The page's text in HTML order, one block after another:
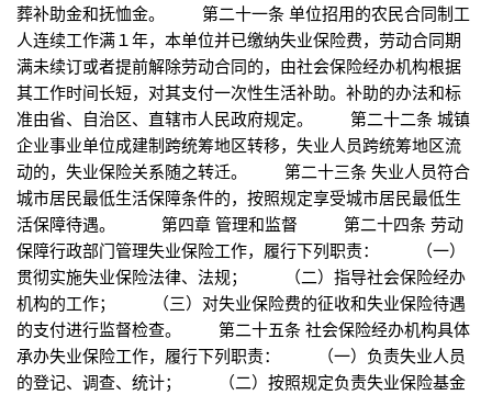
葬补助金和抚恤金。 第二十一条 单位招用的农民合同制工
人连续工作满１年，本单位并已缴纳失业保险费，劳动合同期
满未续订或者提前解除劳动合同的，由社会保险经办机构根据
其工作时间长短，对其支付一次性生活补助。补助的办法和标
准由省、自治区、直辖市人民政府规定。 第二十二条 城镇
企业事业单位成建制跨统筹地区转移，失业人员跨统筹地区流
动的，失业保险关系随之转迁。 第二十三条 失业人员符合
城市居民最低生活保障条件的，按照规定享受城市居民最低生
活保障待遇。 第四章 管理和监督 第二十四条 劳动
保障行政部门管理失业保险工作，履行下列职责： （一）
贯彻实施失业保险法律、法规； （二）指导社会保险经办
机构的工作； （三）对失业保险费的征收和失业保险待遇
的支付进行监督检查。 第二十五条 社会保险经办机构具体
承办失业保险工作，履行下列职责： （一）负责失业人员
的登记、调查、统计； （二）按照规定负责失业保险基金